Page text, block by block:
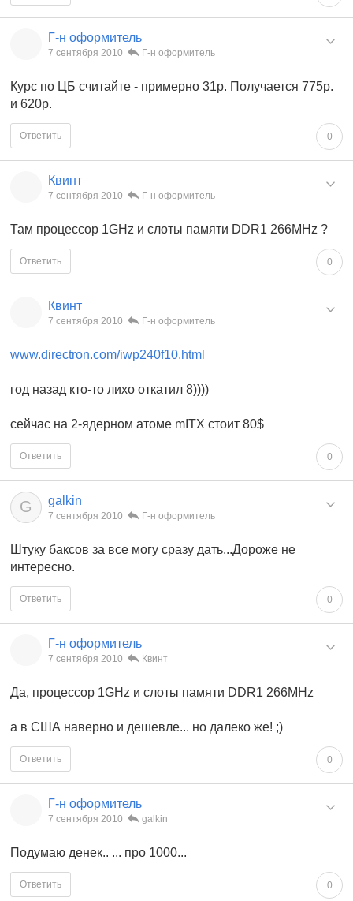
Г-н оформитель
7 сентября 2010 Г-н оформитель
Курс по ЦБ считайте - примерно 31р. Получается 775р.
и 620р.
0
Ответить
Квинт
7 сентября 2010 Г-н оформитель
Там процессор 1GHz и слоты памяти DDR1 266MHz ?
0
Ответить
Квинт
7 сентября 2010 Г-н оформитель
www.directron.com/iwp240f10.html
год назад кто-то лихо откатил 8))))
сейчас на 2-ядерном атоме mITX стоит 80$
0
Ответить
G galkin
7 сентября 2010 Г-н оформитель
Штуку баксов за все могу сразу дать...Дороже не
интересно.
0
Ответить
Г-н оформитель
7 сентября 2010 Квинт
Да, процессор 1GHz и слоты памяти DDR1 266MHz
а в США наверно и дешевле... но далеко же! ;)
0
Ответить
Г-н оформитель
7 сентября 2010 galkin
Подумаю денек.. ... про 1000...
0
Ответить